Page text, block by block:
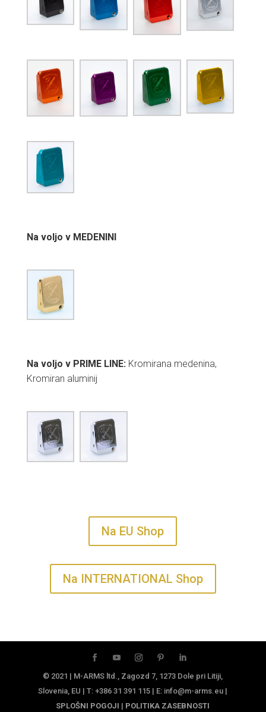
Na voljo v MEDENINI
Na voljo v PRIME LINE: Kromirana medenina,
Kromiran aluminij
Na EU Shop
Na INTERNATIONAL Shop
© 2021 | M-ARMS ltd., Zagozd 7, 1273 Dole pri Litiji,
Slovenia, EU | T: +386 31 391 115 | E: info@m-arms.eu |
SPLOŠNI POGOJI | POLITIKA ZASEBNOSTI